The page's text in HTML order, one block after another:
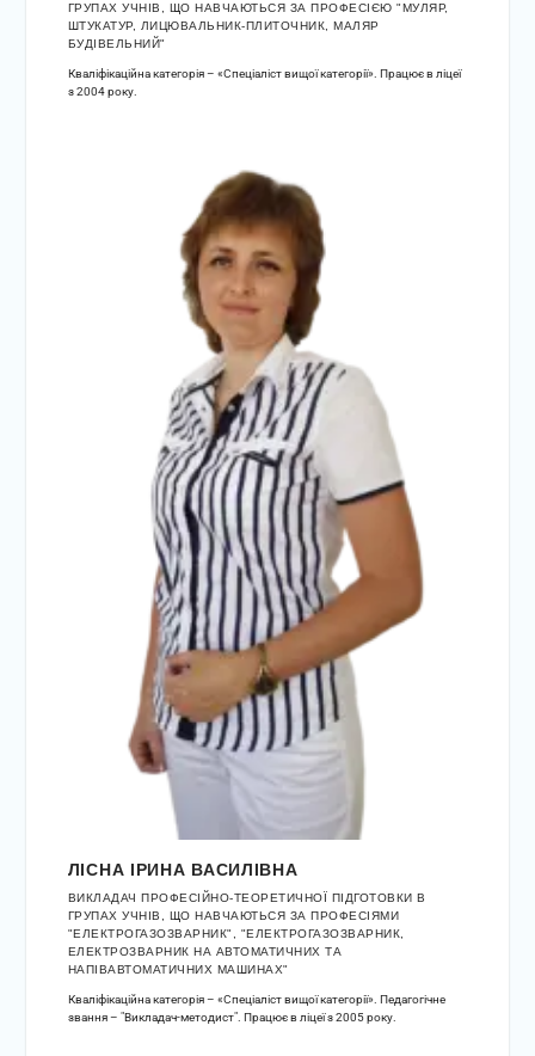
ГРУПАХ УЧНІВ, ЩО НАВЧАЮТЬСЯ ЗА ПРОФЕСІЄЮ "МУЛЯР,
ШТУКАТУР, ЛИЦЮВАЛЬНИК-ПЛИТОЧНИК, МАЛЯР
БУДІВЕЛЬНИЙ"
Кваліфікаційна категорія – «Спеціаліст вищої категорії». Працює в ліцеї
з 2004 року.
ЛІСНА ІРИНА ВАСИЛІВНА
ВИКЛАДАЧ ПРОФЕСІЙНО-ТЕОРЕТИЧНОЇ ПІДГОТОВКИ В
ГРУПАХ УЧНІВ, ЩО НАВЧАЮТЬСЯ ЗА ПРОФЕСІЯМИ
"ЕЛЕКТРОГАЗОЗВАРНИК", "ЕЛЕКТРОГАЗОЗВАРНИК,
ЕЛЕКТРОЗВАРНИК НА АВТОМАТИЧНИХ ТА
НАПІВАВТОМАТИЧНИХ МАШИНАХ"
Кваліфікаційна категорія – «Спеціаліст вищої категорії». Педагогічне
звання – "Викладач-методист". Працює в ліцеї з 2005 року.